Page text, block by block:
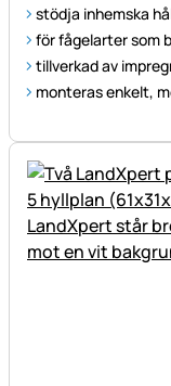
stödja inhemska
för fågelarter som
tillverkad av
monteras enkelt,